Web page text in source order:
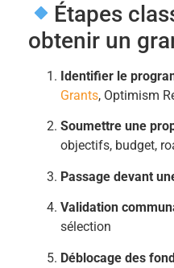
Étapes
obtenir un
Identifier le
Grants, Optimism
Soumettre une
objectifs, budget,
Passage devant
Validation
sélection
Déblocage des